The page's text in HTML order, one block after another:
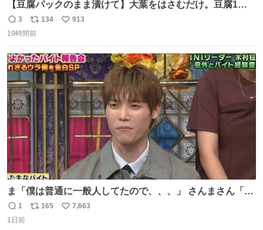
【豆腐パックのまま漬けて】大葉をはさむだけ。豆腐1
丁、秒でなくなる 豆腐に大葉をはさんで、めんつゆに漬け
るだけ。冷蔵庫で置くだけで味がしみ込み、さっぱりなの
い日にもぴったりの大葉と豆腐の漬けレシピです。 詳しく
はリプ欄を見てね👇
返
信
3
リ
ポ
ト
数
134
い
数
913
19時間前
ま「僕は普通に一般人してたので、、、」 さんまさん「チ
ンパンジー⁉️」 しぬwwwwwwwwwwwwwwwwwwwww
返
信
1
リ
165
い
7,663
1日前